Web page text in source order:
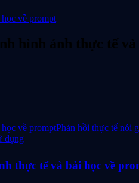
về prompt
hình ảnh thực tế
về promptPhản hồi thực tế nói
dụng
thực tế và bài học về